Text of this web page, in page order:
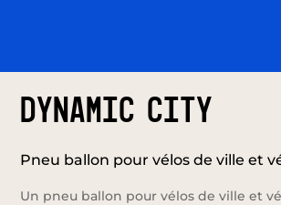
DYNAMIC CITY
Pneu ballon pour vélos de ville et
Un pneu ballon pour vélos de ville et